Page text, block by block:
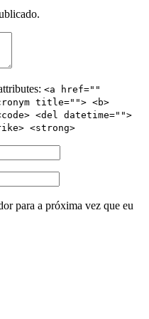
<a href=""
title=""> <b>
<del datetime="">
<strong>
para a próxima vez que eu